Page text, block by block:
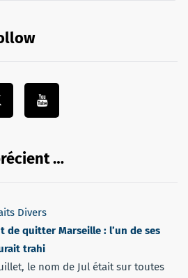
…
Divers
de quitter Marseille : l’un de ses
trahi
le nom de Jul était sur toutes